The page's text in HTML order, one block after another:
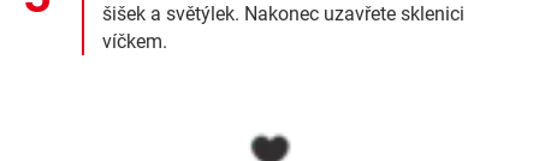
šišek a světýlek. Nakonec uzavřete sklenici
víčkem.